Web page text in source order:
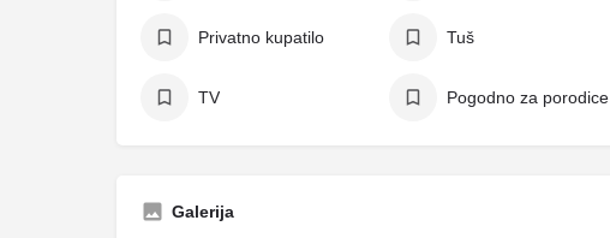
Privatno kupatilo Tuš
TV Pogodno za porodice
Galerija